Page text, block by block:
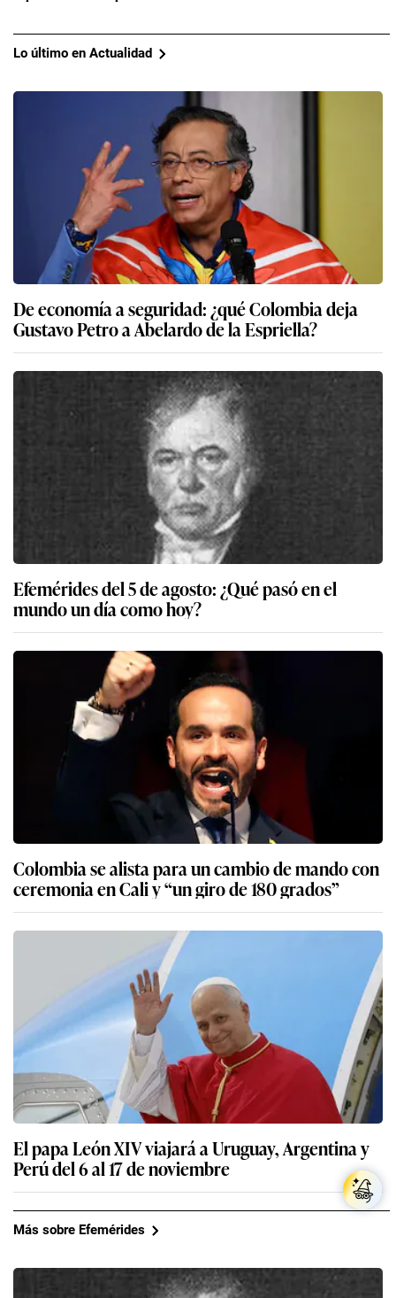
Lo último en Actualidad
De economía a seguridad: ¿qué Colombia deja
Gustavo Petro a Abelardo de la Espriella?
Efemérides del 5 de agosto: ¿Qué pasó en el
mundo un día como hoy?
Colombia se alista para un cambio de mando con
ceremonia en Cali y “un giro de 180 grados”
El papa León XIV viajará a Uruguay, Argentina y
Perú del 6 al 17 de noviembre
Más sobre Efemérides